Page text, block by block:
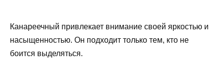
Канареечный привлекает внимание своей яркостью и
насыщенностью. Он подходит только тем, кто не
боится выделяться.